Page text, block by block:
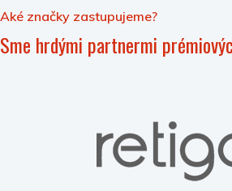
Aké značky zastupujeme?
Sme hrdými partnermi